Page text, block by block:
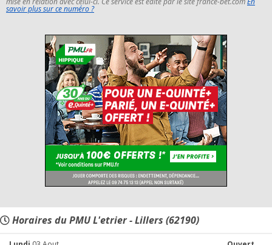
savoir plus sur ce numéro ?
Horaires du PMU L'etrier - Lillers (62190)